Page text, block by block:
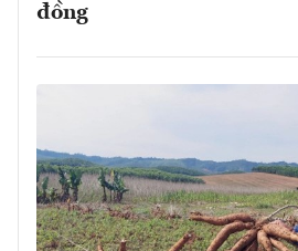
đồng